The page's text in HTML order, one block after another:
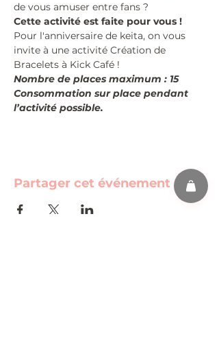
de vous amuser entre fans ?
Cette activité est faite pour vous !
Pour l'anniversaire de keita, on vous
invite à une activité Création de
Bracelets à Kick Café !
Nombre de places maximum : 15
Consommation sur place pendant
l’activité possible.
Partager cet événement